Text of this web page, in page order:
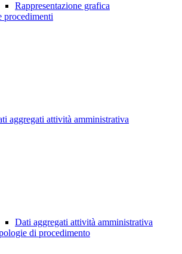
Rappresentazione grafica
procedimenti
aggregati attività amministrativa
Dati aggregati attività amministrativa
di procedimento